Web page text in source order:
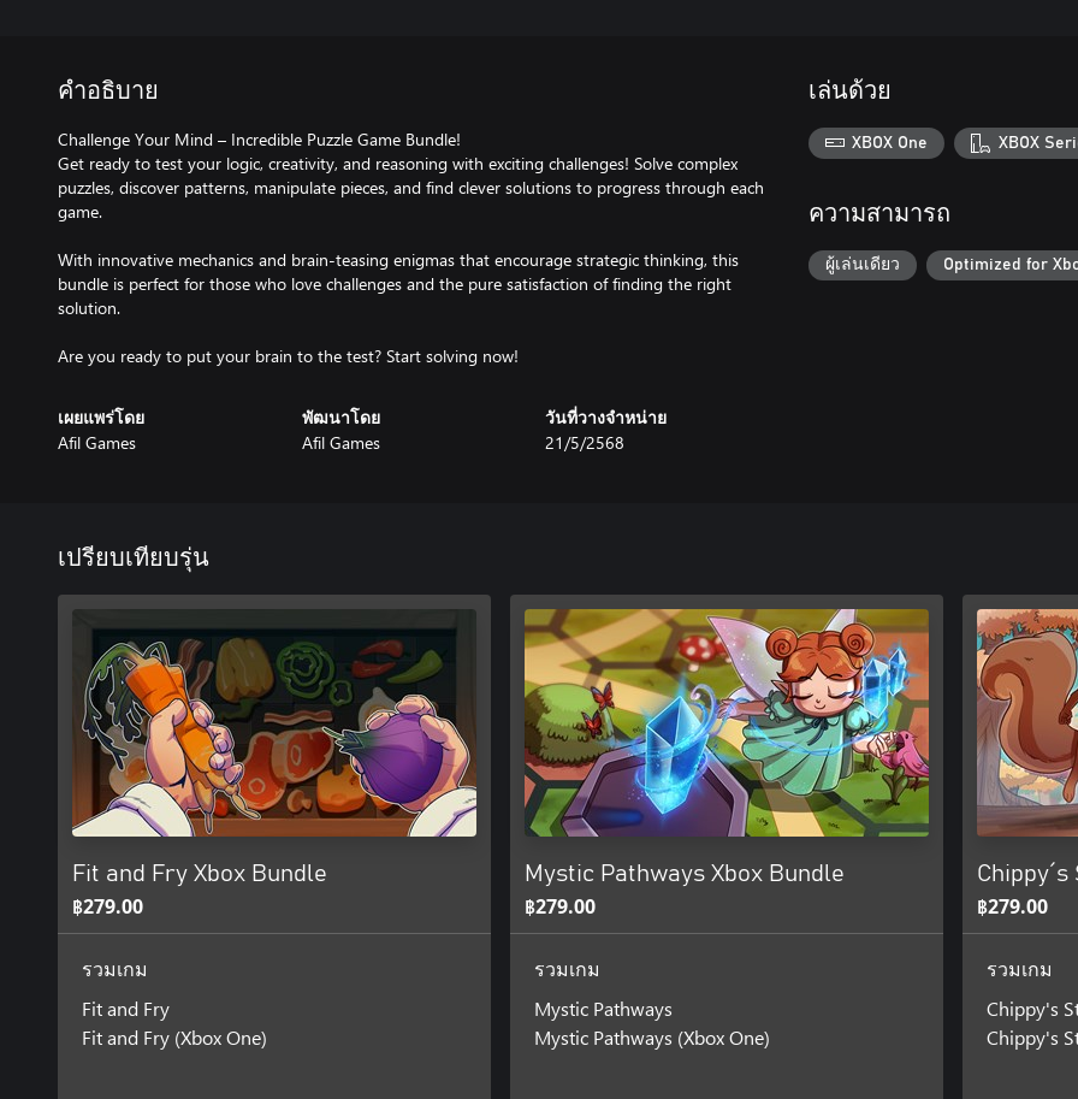
คำอธิบาย
Challenge Your Mind – Incredible Puzzle Game Bundle!
Get ready to test your logic, creativity, and reasoning with exciting challenges! Solve complex
puzzles, discover patterns, manipulate pieces, and find clever solutions to progress through each
game.
With innovative mechanics and brain-teasing enigmas that encourage strategic thinking, this
bundle is perfect for those who love challenges and the pure satisfaction of finding the right
solution.
Are you ready to put your brain to the test? Start solving now!
เผยแพร่โดย
Afil Games
พัฒนาโดย
Afil Games
วันที่วางจำหน่าย
21/5/2568
เล่นด้วย
XBOX One XBOX
ความสามารถ
ผู้เล่นเดียว Optimized for
เปรียบเทียบรุ่น
Fit and Fry Xbox Bundle
฿279.00
รวมเกม
Fit and Fry
Fit and Fry (Xbox One)
Mystic Pathways Xbox Bundle
฿279.00
รวมเกม
Mystic Pathways
Mystic Pathways (Xbox One)
฿279.00
รวมเกม
Chippy's
Chippy's